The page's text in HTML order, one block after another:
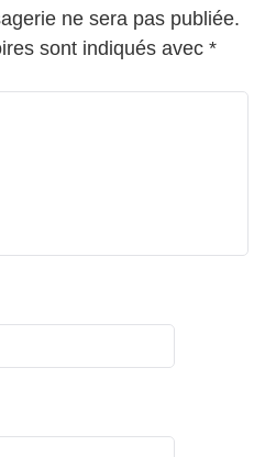
ne sera pas publiée.
sont indiqués avec *